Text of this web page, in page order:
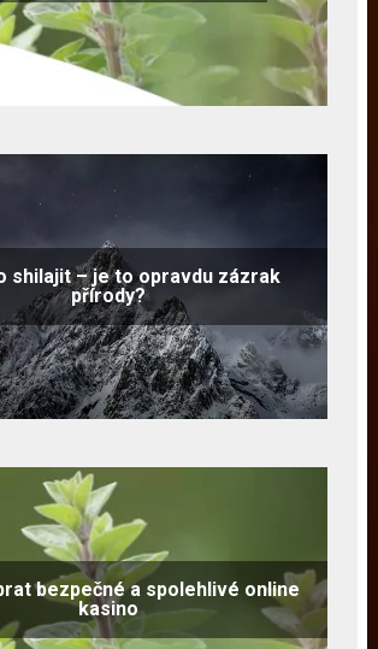
shilajit – je to opravdu zázrak
přírody?
bezpečné a spolehlivé online
kasino